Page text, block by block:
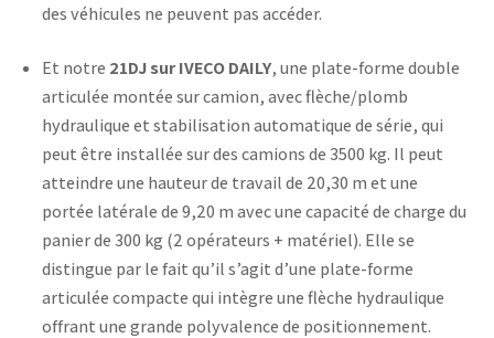
des véhicules ne peuvent pas accéder.
Et notre 21DJ sur IVECO DAILY, une plate-forme double
articulée montée sur camion, avec flèche/plomb
hydraulique et stabilisation automatique de série, qui
peut être installée sur des camions de 3500 kg. Il peut
atteindre une hauteur de travail de 20,30 m et une
portée latérale de 9,20 m avec une capacité de charge du
panier de 300 kg (2 opérateurs + matériel). Elle se
distingue par le fait qu’il s’agit d’une plate-forme
articulée compacte qui intègre une flèche hydraulique
offrant une grande polyvalence de positionnement.